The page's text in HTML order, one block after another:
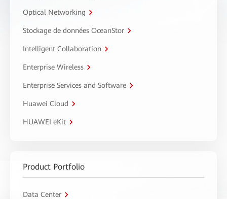
Optical Networking
Stockage de données OceanStor
Intelligent Collaboration
Enterprise Wireless
Enterprise Services and Software
Huawei Cloud
HUAWEI eKit
Product Portfolio
Data Center